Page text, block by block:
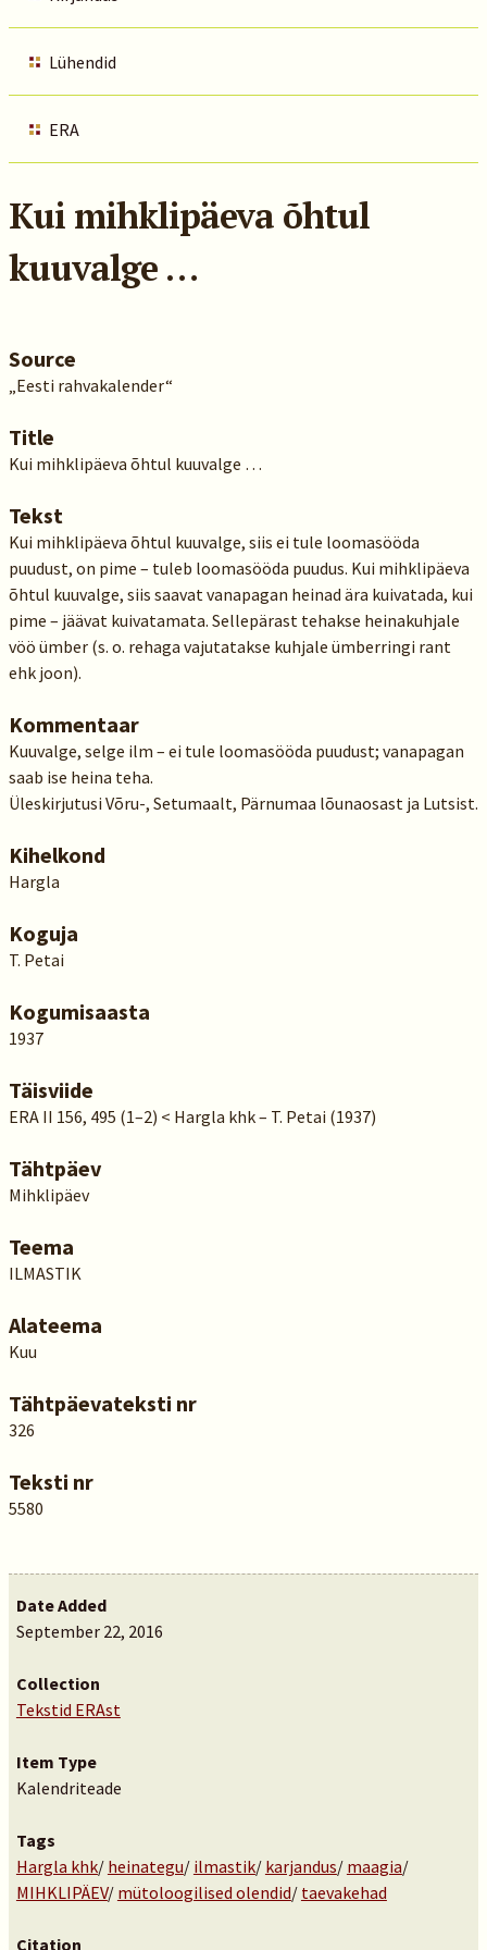
Lühendid
ERA
Kui mihklipäeva õhtul
kuuvalge …
Source
„Eesti rahvakalender“
Title
Kui mihklipäeva õhtul kuuvalge …
Tekst
Kui mihklipäeva õhtul kuuvalge, siis ei tule loomasööda
puudust, on pime – tuleb loomasööda puudus. Kui mihklipäeva
õhtul kuuvalge, siis saavat vanapagan heinad ära kuivatada, kui
pime – jäävat kuivatamata. Sellepärast tehakse heinakuhjale
vöö ümber (s. o. rehaga vajutatakse kuhjale ümberringi rant
ehk joon).
Kommentaar
Kuuvalge, selge ilm – ei tule loomasööda puudust; vana­pagan
saab ise heina teha.
Üleskirjutusi Võru-, Setumaalt, Pärnumaa lõunaosast ja Lutsist.
Kihelkond
Hargla
Koguja
T. Petai
Kogumisaasta
1937
Täisviide
ERA II 156, 495 (1–2) < Hargla khk – T. Petai (1937)
Tähtpäev
Mihklipäev
Teema
ILMASTIK
Alateema
Kuu
Tähtpäevateksti nr
326
Teksti nr
5580
Date Added
September 22, 2016
Collection
Tekstid ERAst
Item Type
Kalendriteade
Tags
Hargla khk/ heinategu/ ilmastik/ karjandus/ maagia/
MIHKLIPÄEV/ mütoloogilised olendid/ taevakehad
Citation